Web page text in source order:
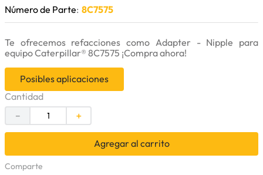
Número de Parte: 8C7575
Te ofrecemos refacciones como Adapter - Nipple para
equipo Caterpillar® 8C7575 ¡Compra ahora!
Posibles aplicaciones
Cantidad
＋
－
Agregar al carrito
Comparte